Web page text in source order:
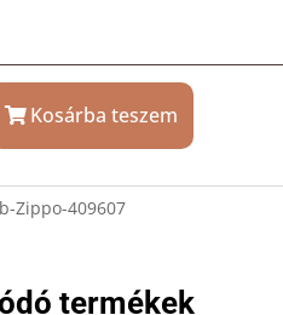
Kosárba teszem
Zippo-409607
termékek